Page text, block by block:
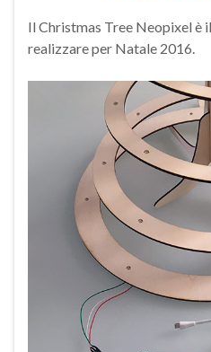
Il Christmas Tree Neopixel è
realizzare per Natale 2016.